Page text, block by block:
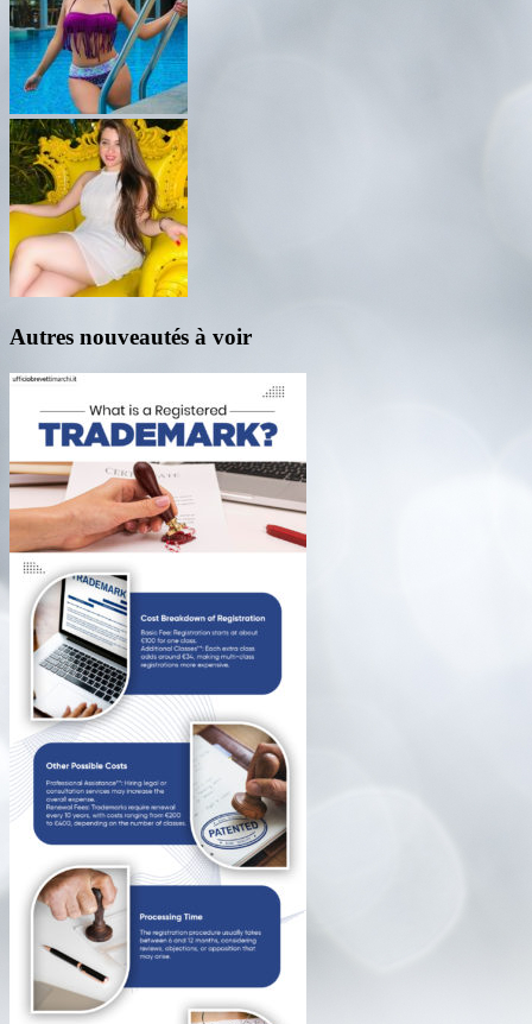
Autres nouveautés à voir